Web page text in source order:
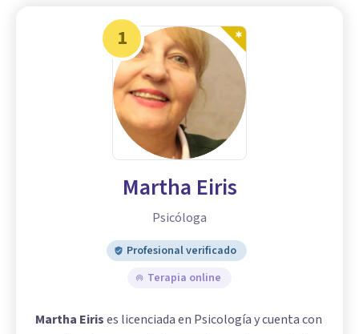
1
Martha Eiris
Psicóloga
Profesional verificado
Terapia online
Martha Eirises licenciada en Psicología y cuenta con